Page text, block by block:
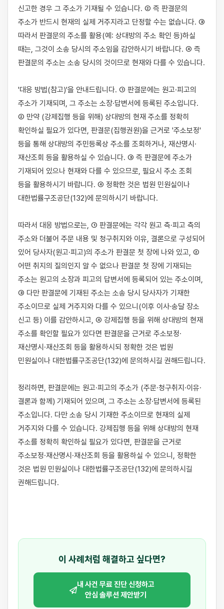
신고한 경우 그 주소가 기재될 수 있습니다. ② 즉 판결문의
주소가 반드시 현재의 실제 거주지라고 단정할 수는 없습니다. ③
따라서 판결문의 주소를 활용(예: 상대방의 주소 확인 등)하실
때는, 그것이 소송 당시의 주소임을 감안하시기 바랍니다. ④ 즉
판결문의 주소는 소송 당시의 것이므로 현재와 다를 수 있습니다.
'대응 방법(참고)'을 안내드립니다. ① 판결문에는 원고·피고의
주소가 기재되며, 그 주소는 소장·답변서에 등록된 주소입니다.
② 만약 (강제집행 등을 위해) 상대방의 현재 주소를 정확히
확인하실 필요가 있다면, 판결문(집행권원)을 근거로 '주소보정'
등을 통해 상대방의 주민등록상 주소를 조회하거나, 재산명시·
재산조회 등을 활용하실 수 있습니다. ③ 즉 판결문에 주소가
기재되어 있으나 현재와 다를 수 있으므로, 필요시 주소 조회
등을 활용하시기 바랍니다. ④ 정확한 것은 법원 민원실이나
대한법률구조공단(132)에 문의하시기 바랍니다.
따라서 대응 방법으로는, ① 판결문에는 각각 원고 측·피고 측의
주소와 더불어 주문 내용 및 청구취지와 이유, 결론으로 구성되어
있어 당사자(원고·피고)의 주소가 판결문 첫 장에 나와 있고, ②
어떤 취지의 질의인지 알 수 없으나 판결문 첫 장에 기재되는
주소는 원고의 소장과 피고의 답변서에 등록되어 있는 주소이며,
③ 다만 판결문에 기재된 주소는 소송 당시 당사자가 기재한
주소이므로 실제 거주지와 다를 수 있으니(이후 이사·송달 장소
신고 등) 이를 감안하시고, ④ 강제집행 등을 위해 상대방의 현재
주소를 확인할 필요가 있다면 판결문을 근거로 주소보정·
재산명시·재산조회 등을 활용하시되 정확한 것은 법원
민원실이나 대한법률구조공단(132)에 문의하시길 권해드립니다.
정리하면, 판결문에는 원고·피고의 주소가 (주문·청구취지·이유·
결론과 함께) 기재되어 있으며, 그 주소는 소장·답변서에 등록된
주소입니다. 다만 소송 당시 기재한 주소이므로 현재의 실제
거주지와 다를 수 있습니다. 강제집행 등을 위해 상대방의 현재
주소를 정확히 확인하실 필요가 있다면, 판결문을 근거로
주소보정·재산명시·재산조회 등을 활용하실 수 있으니, 정확한
것은 법원 민원실이나 대한법률구조공단(132)에 문의하시길
권해드립니다.
이 사례처럼 해결하고 싶다면?
내 사건 무료 진단 신청하고
안심 솔루션 제안받기